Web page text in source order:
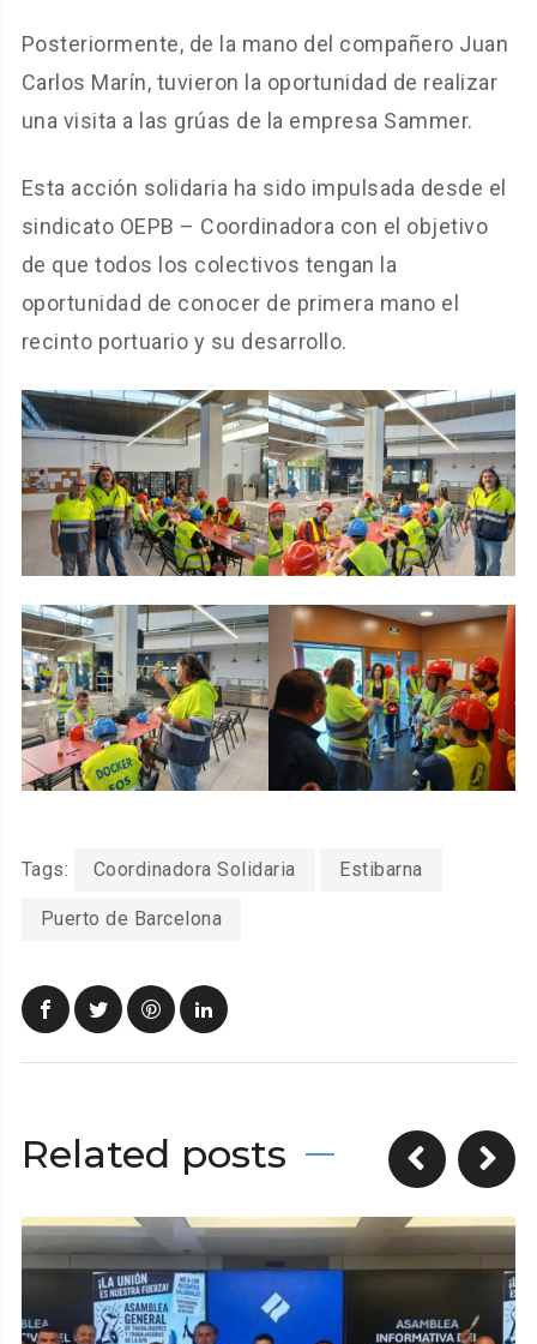
Posteriormente, de la mano del compañero Juan
Carlos Marín, tuvieron la oportunidad de realizar
una visita a las grúas de la empresa Sammer.
Esta acción solidaria ha sido impulsada desde el
sindicato OEPB – Coordinadora con el objetivo
de que todos los colectivos tengan la
oportunidad de conocer de primera mano el
recinto portuario y su desarrollo.
Tags: Coordinadora Solidaria Estibarna
Puerto de Barcelona
Related posts